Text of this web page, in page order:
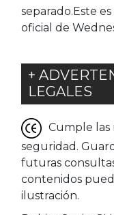
separado.Este
oficial de
+
LEGALES
Cumple las
seguridad.
futuras
contenidos
ilustración.